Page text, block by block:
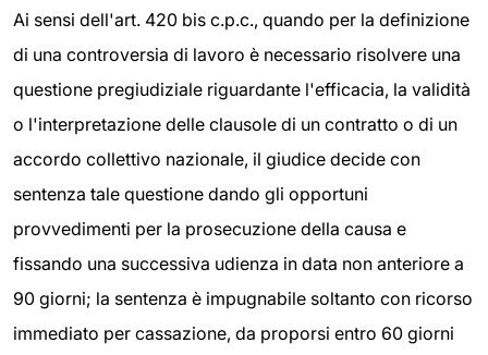
Ai sensi dell'art. 420 bis c.p.c., quando per la definizione
di una controversia di lavoro è necessario risolvere una
questione pregiudiziale riguardante l'efficacia, la validità
o l'interpretazione delle clausole di un contratto o di un
accordo collettivo nazionale, il giudice decide con
sentenza tale questione dando gli opportuni
provvedimenti per la prosecuzione della causa e
fissando una successiva udienza in data non anteriore a
90 giorni; la sentenza è impugnabile soltanto con ricorso
immediato per cassazione, da proporsi entro 60 giorni